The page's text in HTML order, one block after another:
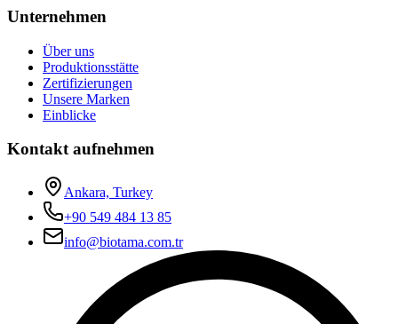
Unternehmen
Über uns
Produktionsstätte
Zertifizierungen
Unsere Marken
Einblicke
Kontakt aufnehmen
Ankara, Turkey
+90 549 484 13 85
info@biotama.com.tr